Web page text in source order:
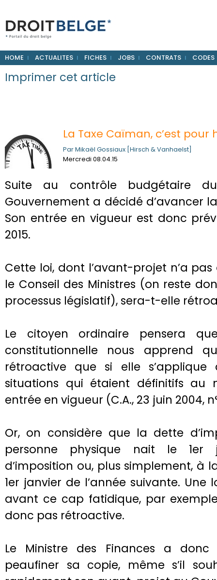
HOME ACTUALITES FICHES JOBS CONTRATS CODES
Imprimer cet article
La Taxe Caïman, c’est pour
Par Mikaël Gossiaux [Hirsch & Vanhaelst]
Mercredi 08.04.15
Suite au contrôle budgétaire
Gouvernement a décidé d’avancer
Son entrée en vigueur est donc
2015.
Cette loi, dont l’avant-projet n’a
le Conseil des Ministres (on reste
processus législatif), sera-t-elle
Le citoyen ordinaire pensera
constitutionnelle nous apprend
rétroactive que si elle
situations qui étaient définitifs
entrée en vigueur (C.A., 23 juin 2004,
Or, on considère que la dette
personne physique nait le 1er
d’imposition ou, plus simplement, à
1er janvier de l’année suivante.
avant ce cap fatidique, par
donc pas rétroactive.
Le Ministre des Finances a
peaufiner sa copie, même s’il